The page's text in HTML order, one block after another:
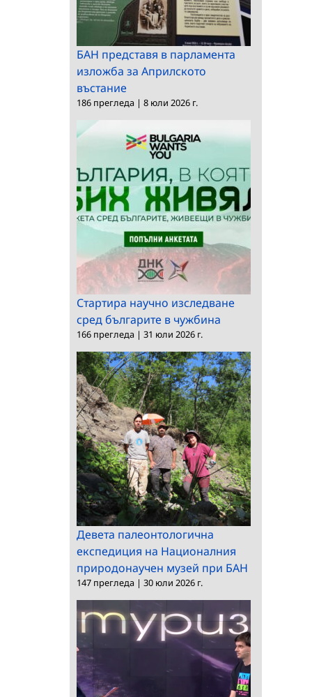
БАН представя в парламента
изложба за Априлското
въстание
186 прегледа | 8 юли 2026 г.
Стартира научно изследване
сред българите в чужбина
166 прегледа | 31 юли 2026 г.
Девета палеонтологична
експедиция на Националния
природонаучен музей при БАН
147 прегледа | 30 юли 2026 г.